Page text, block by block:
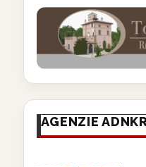
AGENZIE